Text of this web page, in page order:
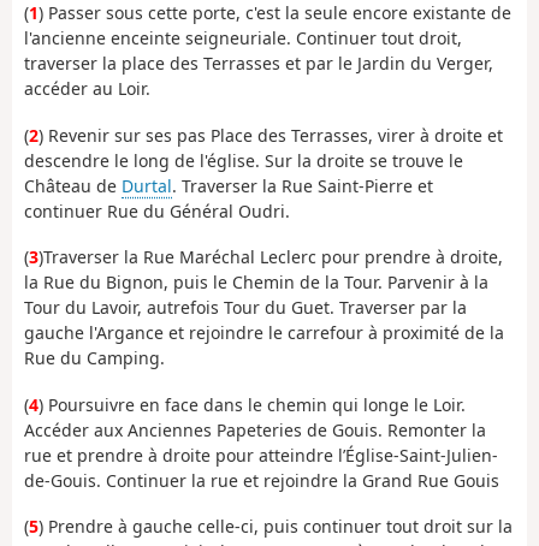
(1) Passer sous cette porte, c'est la seule encore existante de
l'ancienne enceinte seigneuriale. Continuer tout droit,
traverser la place des Terrasses et par le Jardin du Verger,
accéder au Loir.
(2) Revenir sur ses pas Place des Terrasses, virer à droite et
descendre le long de l'église. Sur la droite se trouve le
Château de Durtal. Traverser la Rue Saint-Pierre et
continuer Rue du Général Oudri.
(3)Traverser la Rue Maréchal Leclerc pour prendre à droite,
la Rue du Bignon, puis le Chemin de la Tour. Parvenir à la
Tour du Lavoir, autrefois Tour du Guet. Traverser par la
gauche l'Argance et rejoindre le carrefour à proximité de la
Rue du Camping.
(4) Poursuivre en face dans le chemin qui longe le Loir.
Accéder aux Anciennes Papeteries de Gouis. Remonter la
rue et prendre à droite pour atteindre l’Église-Saint-Julien-
de-Gouis. Continuer la rue et rejoindre la Grand Rue Gouis
(5) Prendre à gauche celle-ci, puis continuer tout droit sur la